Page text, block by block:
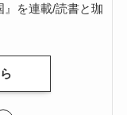
を連載/読書と珈